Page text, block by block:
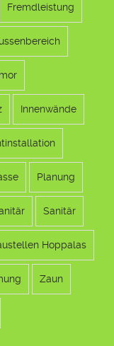
Fremdleistung
Innenwände
Planung
Sanitär
Hoppalas
Zaun